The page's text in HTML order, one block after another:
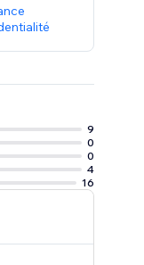
9
0
0
4
16